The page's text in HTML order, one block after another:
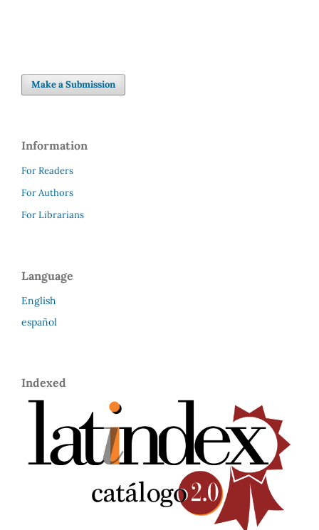
Make a Submission
Information
For Readers
For Authors
For Librarians
Language
English
español
Indexed